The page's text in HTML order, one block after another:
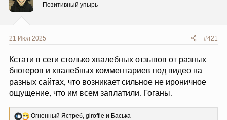
Позитивный упырь
21 Июл 2025 #421
Кстати в сети столько хвалебных отзывов от разных
блогеров и хвалебных комментариев под видео на
разных сайтах, что возникает сильное не ироничное
ощущение, что им всем заплатили. Гоганы.
Р
Огненный Ястреб giroffle и Баська